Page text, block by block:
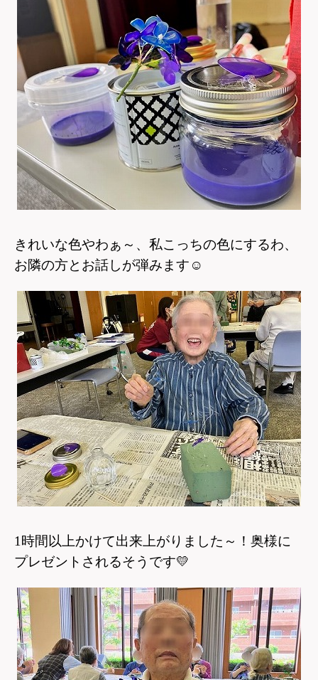
きれいな色やわぁ～、私こっちの色にするわ、
お隣の方とお話しが弾みます ☺
1時間以上かけて出来上がりました～！奥様に
プレゼントされるそうです💛